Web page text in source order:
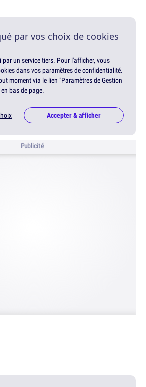
par vos choix de cookies
par un service tiers. Pour l'afficher, vous
dans vos paramètres de confidentialité.
moment via le lien "Paramètres de Gestion
bas de page.
Accepter & afficher
Publicité